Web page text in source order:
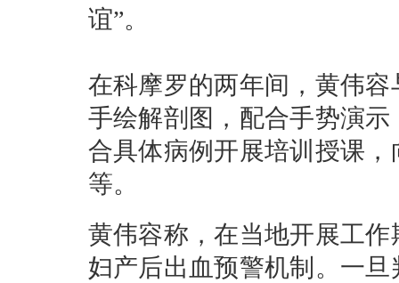
谊”。
在科摩罗的两年间，黄伟
手绘解剖图，配合手势演
合具体病例开展培训授课
等。
黄伟容称，在当地开展工
妇产后出血预警机制。一